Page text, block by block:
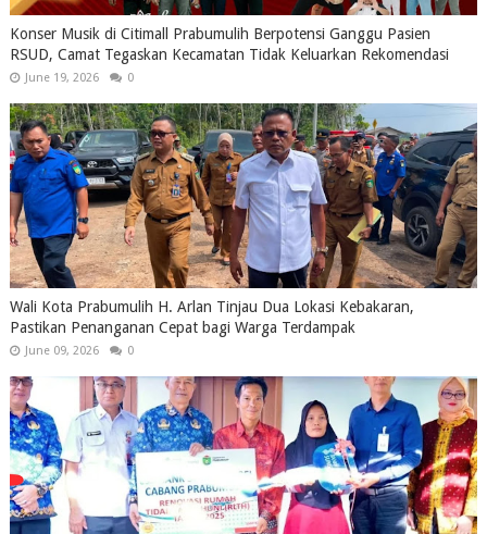
Konser Musik di Citimall Prabumulih Berpotensi Ganggu Pasien
RSUD, Camat Tegaskan Kecamatan Tidak Keluarkan Rekomendasi
June 19, 2026 0
Wali Kota Prabumulih H. Arlan Tinjau Dua Lokasi Kebakaran,
Pastikan Penanganan Cepat bagi Warga Terdampak
June 09, 2026 0